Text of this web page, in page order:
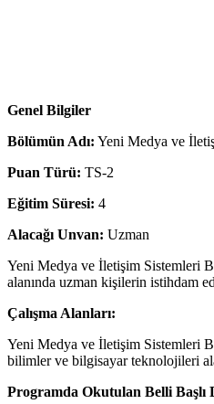
Genel Bilgiler
Bölümün Adı: Yeni Medya ve
Puan Türü: TS-2
Eğitim Süresi: 4
Alacağı Unvan: Uzman
Yeni Medya ve İletişim Sistemleri
alanında uzman kişilerin istihdam
Çalışma Alanları:
Yeni Medya ve İletişim Sistemleri
bilimler ve bilgisayar teknolojileri
Programda Okutulan Belli Başlı